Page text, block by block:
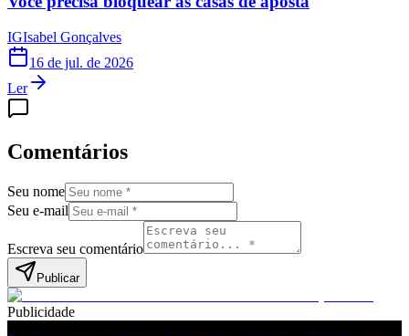
IGIsabel Gonçalves
16 de jul. de 2026
Ler
Comentários
Seu nome
Seu e-mail
Escreva seu comentário
Publicar
Publicidade